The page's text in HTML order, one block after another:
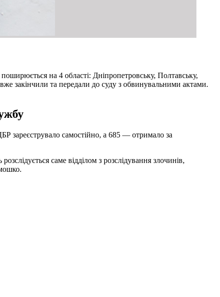
поширюється на 4 області: Дніпропетровську, Полтавську,
закінчили та передали до суду з обвинувальними актами.
зареєструвало самостійно, а 685 — отримало за
саме відділом з розслідування злочинів,